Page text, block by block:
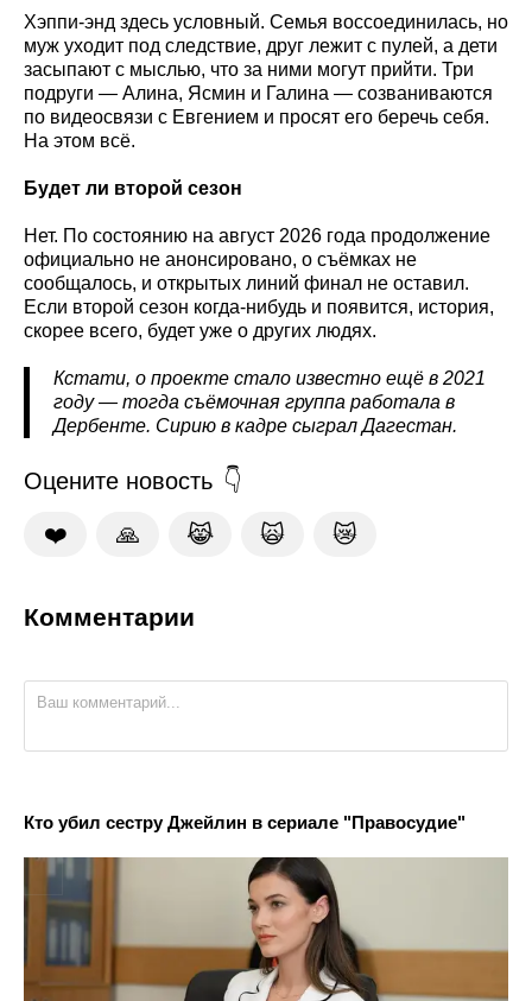
Хэппи-энд здесь условный. Семья воссоединилась, но
муж уходит под следствие, друг лежит с пулей, а дети
засыпают с мыслью, что за ними могут прийти. Три
подруги — Алина, Ясмин и Галина — созваниваются
по видеосвязи с Евгением и просят его беречь себя.
На этом всё.
Будет ли второй сезон
Нет. По состоянию на август 2026 года продолжение
официально не анонсировано, о съёмках не
сообщалось, и открытых линий финал не оставил.
Если второй сезон когда-нибудь и появится, история,
скорее всего, будет уже о других людях.
Кстати, о проекте стало известно ещё в 2021
году — тогда съёмочная группа работала в
Дербенте. Сирию в кадре сыграл Дагестан.
Оцените новость
❤️ 🙏 😹 🙀 😿
Комментарии
Кто убил сестру Джейлин в сериале "Правосудие"